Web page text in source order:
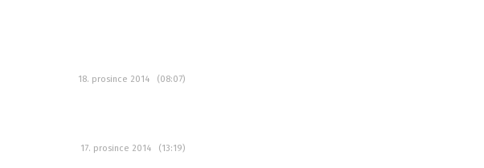
18. prosince 2014 (08:07)
17. prosince 2014 (13:19)